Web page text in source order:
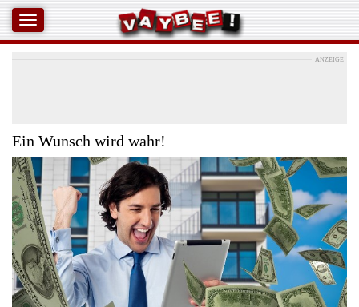
ANZEIGE
Ein Wunsch wird wahr!